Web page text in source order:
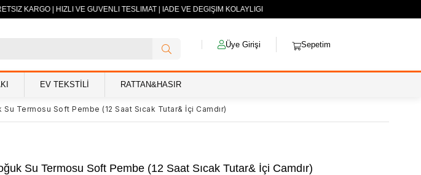
KARGO | HIZLI VE GÜVENLİ TESLİMAT | İADE VE DEĞİŞİM KOLAYLIĞI
Üye Girişi Sepetim
EV TEKSTİLİ RATTAN&HASIR
Su Termosu Soft Pembe (12 Saat Sıcak Tutar& İçi Camdır)
Su Termosu Soft Pembe (12 Saat Sıcak Tutar& İçi Camdır)